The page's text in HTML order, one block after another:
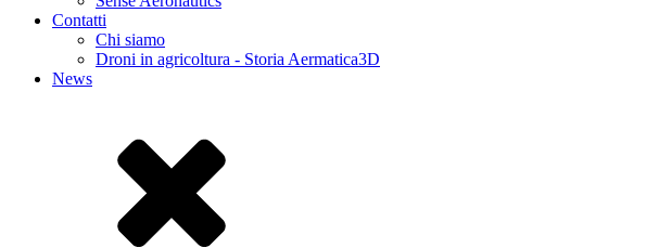
Contatti
Chi siamo
Droni in agricoltura - Storia Aermatica3D
News